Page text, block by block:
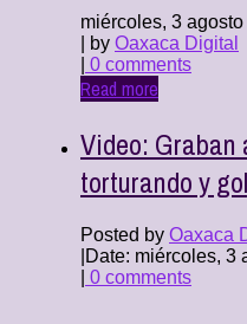
miércoles, 3 agosto
| by Oaxaca Digital
0 comments
Read more
Video: Graban
torturando y
Posted by Oaxaca
Date: miércoles, 3
0 comments